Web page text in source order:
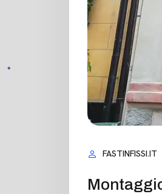
FASTINFISSI.IT